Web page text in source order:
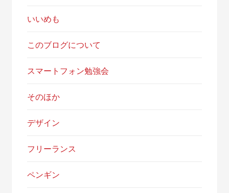
いいめも
このブログについて
スマートフォン勉強会
そのほか
デザイン
フリーランス
ペンギン